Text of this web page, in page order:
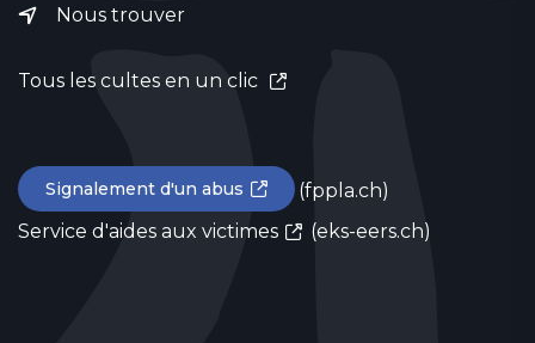
Nous trouver
Tous les cultes en un clic
Signalement d'un abus
(fppla.ch)
Service d'aides aux victimes
(eks-eers.ch)